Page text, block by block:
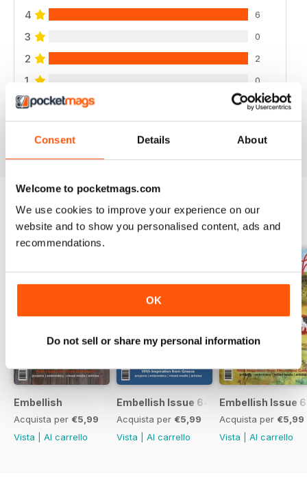
Consent Details About
Welcome to pocketmags.com
We use cookies to improve your experience on our
website and to show you personalised content, ads and
recommendations.
OK
Do not sell or share my personal information
4 6
3 0
2 2
1 0
EDIZIONI INDIETRO Visualizza tutti
Embellish
Acquista per €5,99
Vista
Al carrello
Embellish Issue 64
Acquista per €5,99
Vista
Al carrello
Embellish Issue
Acquista per €5,99
Vista
Al carrello